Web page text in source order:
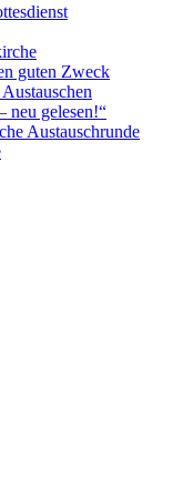
guten Zweck
neu gelesen!“
Austauschrunde